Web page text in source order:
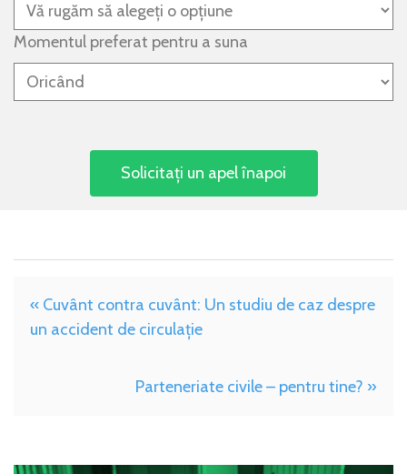
Momentul preferat pentru a suna
« Cuvânt contra cuvânt: Un studiu de caz despre
un accident de circulație
Parteneriate civile – pentru tine? »